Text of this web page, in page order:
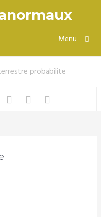
Menu
probabilite